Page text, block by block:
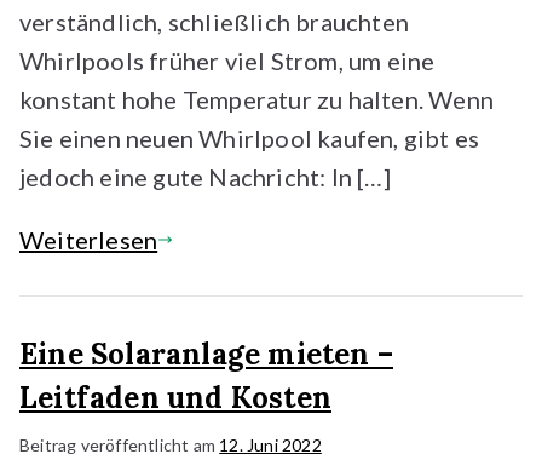
verständlich, schließlich brauchten
Whirlpools früher viel Strom, um eine
konstant hohe Temperatur zu halten. Wenn
Sie einen neuen Whirlpool kaufen, gibt es
jedoch eine gute Nachricht: In […]
Weiterlesen
Eine Solaranlage mieten –
Leitfaden und Kosten
Beitrag veröffentlicht am 12. Juni 2022